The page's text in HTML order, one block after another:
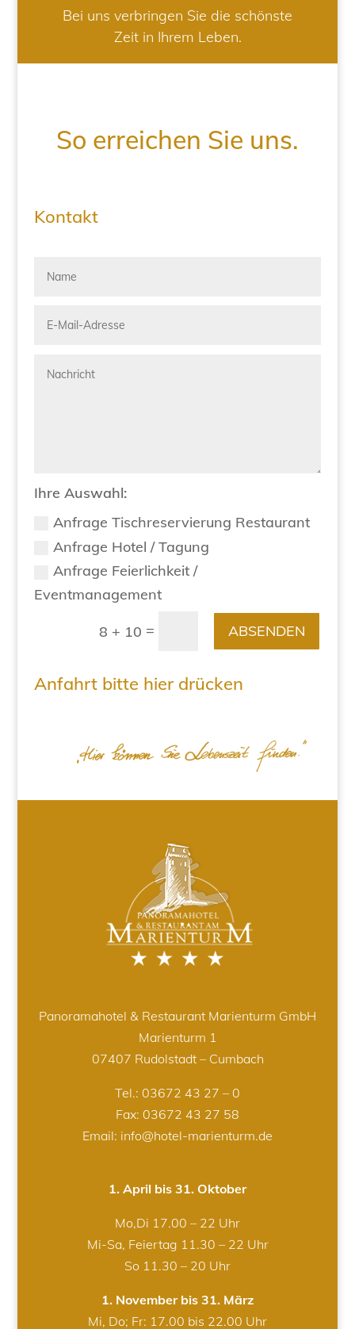
Bei uns verbringen Sie die schönste
Zeit in Ihrem Leben.
So erreichen Sie uns.
Kontakt
Ihre Auswahl:
Anfrage Tischreservierung Restaurant
Anfrage Hotel / Tagung
Anfrage Feierlichkeit /
Eventmanagement
8 + 10 = ABSENDEN
Anfahrt bitte hier drücken
Panoramahotel & Restaurant Marienturm GmbH
Marienturm 1
07407 Rudolstadt – Cumbach
Tel.: 03672 43 27 – 0
Fax: 03672 43 27 58
Email: info@hotel-marienturm.de
1. April bis 31. Oktober
Mo,Di 17.00 – 22 Uhr
Mi-Sa, Feiertag 11.30 – 22 Uhr
So 11.30 – 20 Uhr
1. November bis 31. März
Mi, Do; Fr: 17.00 bis 22.00 Uhr